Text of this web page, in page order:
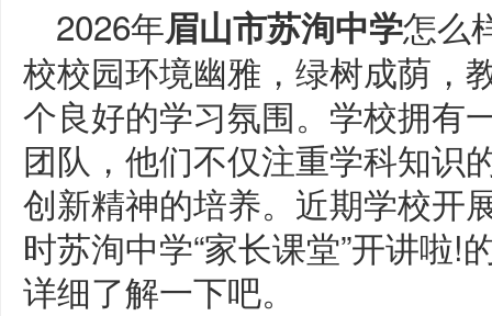
2026年眉山市苏洵中学怎么
校校园环境幽雅，绿树成荫，
个良好的学习氛围。学校拥有
团队，他们不仅注重学科知识
创新精神的培养。近期学校开
时苏洵中学“家长课堂”开讲啦
详细了解一下吧。